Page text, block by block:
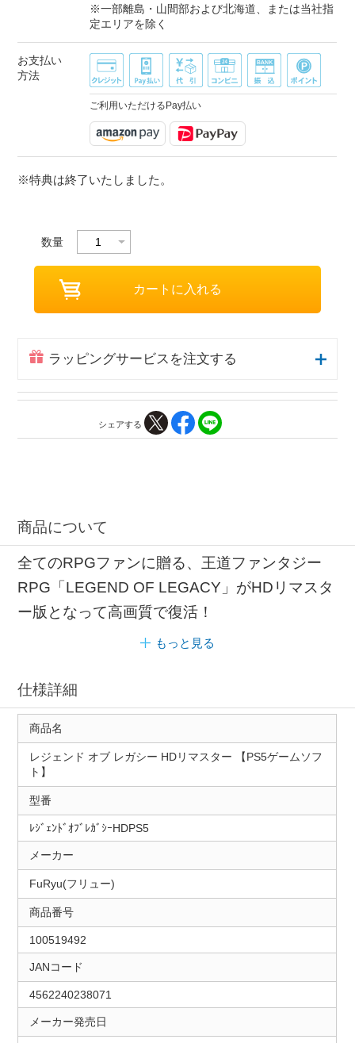
※一部離島・山間部および北海道、または当社指
定エリアを除く
お支払い
方法
ご利用いただけるPay払い
※特典は終了いたしました。
数量
ラッピングサービスを注文する
シェアする
商品について
全てのRPGファンに贈る、王道ファンタジー
RPG「LEGEND OF LEGACY」がHDリマスタ
ー版となって高画質で復活！
もっと見る
仕様詳細
商品名
レジェンド オブ レガシー HDリマスター 【PS5ゲームソフ
ト】
型番
ﾚｼﾞｪﾝﾄﾞｵﾌﾞﾚｶﾞｼｰHDPS5
メーカー
FuRyu(フリュー)
商品番号
100519492
JANコード
4562240238071
メーカー発売日